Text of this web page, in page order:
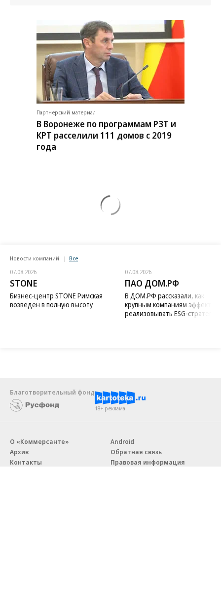
Партнерский материал
В Воронеже по программам РЗТ и
КРТ расселили 111 домов с 2019
года
Новости компаний Все
07.08.2026
STONE
Бизнес-центр STONE Римская
возведен в полную высоту
07.08.2026
ПАО ДОМ.РФ
В ДОМ.РФ рассказали, как
крупным компаниям
реализовывать ESG-стратегию
Благотворительный фонд
18+ реклама
О «Коммерсанте»
Архив
Контакты
Android
Обратная связь
Правовая информация